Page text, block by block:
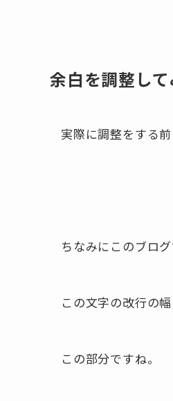
余白を調整して
実際に調整をする